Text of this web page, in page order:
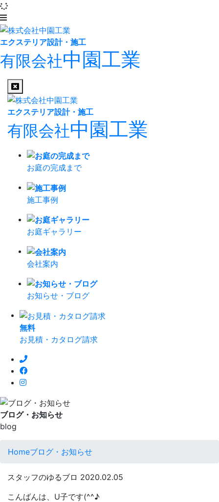
エクステリア設計・施工
有限会社中園工業
エクステリア設計・施工
有限会社中園工業
お庭の完成まで
施工事例
お庭ギャラリー
会社案内
お知らせ・ブログ
無料
お見積・カタログ請求
ブログ・お知らせ
blog
Homeブログ・お知らせ
スタッフのゆるブロ 2020.02.05
こんばんは、U子です(^^♪